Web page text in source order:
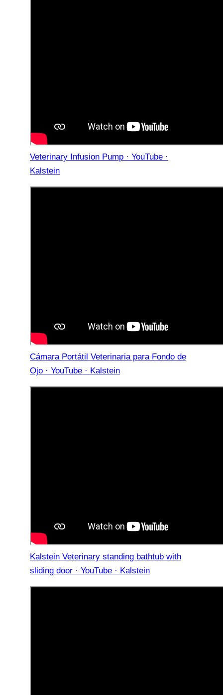
Veterinary Infusion Pump · YouTube ·
Kalstein
Cámara Portátil Veterinaria para Fondo de
Ojo · YouTube · Kalstein
Kalstein Veterinary standing bathtub with
sliding door · YouTube · Kalstein